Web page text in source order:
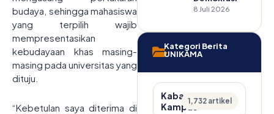
budaya, sehingga mahasiswa
yang terpilih wajib
mempresentasikan
kebudayaan khas masing-
masing pada universitas yang
dituju.
“Kebetulan saya diterima di
8 Juli 2026
Kategori Berita
UNIKAMA
Kabar
Kampus
1,732 artikel